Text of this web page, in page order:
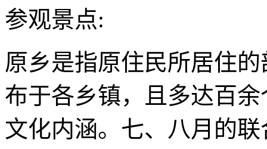
参观景点:
原乡是指原住民所居住
布于各乡镇，且多达百
文化内涵。七、八月的